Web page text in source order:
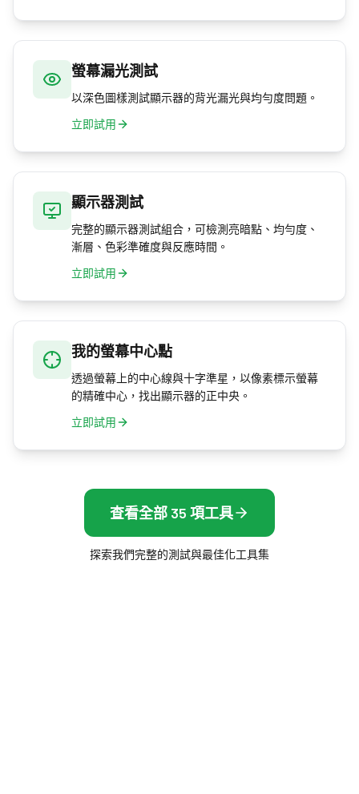
螢幕漏光測試
以深色圖樣測試顯示器的背光漏光與均勻度問題。
立即試用
顯示器測試
完整的顯示器測試組合，可檢測亮暗點、均勻度、
漸層、色彩準確度與反應時間。
立即試用
我的螢幕中心點
透過螢幕上的中心線與十字準星，以像素標示螢幕
的精確中心，找出顯示器的正中央。
立即試用
查看全部 35 項工具
探索我們完整的測試與最佳化工具集